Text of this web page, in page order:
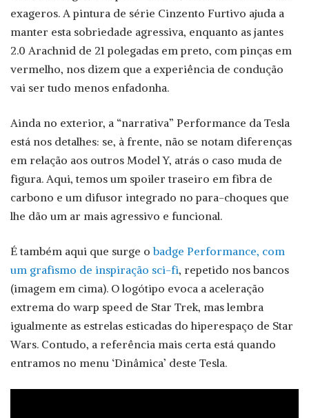
exageros. A pintura de série Cinzento Furtivo ajuda a
manter esta sobriedade agressiva, enquanto as jantes
2.0 Arachnid de 21 polegadas em preto, com pinças em
vermelho, nos dizem que a experiência de condução
vai ser tudo menos enfadonha.
Ainda no exterior, a “narrativa” Performance da Tesla
está nos detalhes: se, à frente, não se notam diferenças
em relação aos outros Model Y, atrás o caso muda de
figura. Aqui, temos um spoiler traseiro em fibra de
carbono e um difusor integrado no para-choques que
lhe dão um ar mais agressivo e funcional.
É também aqui que surge obadge Performance, com
um grafismo de inspiração sci-fi, repetido nos bancos
(imagem em cima). O logótipo evoca a aceleração
extrema do warp speed de Star Trek, mas lembra
igualmente as estrelas esticadas do hiperespaço de Star
Wars. Contudo, a referência mais certa está quando
entramos no menu ‘Dinâmica’ deste Tesla.